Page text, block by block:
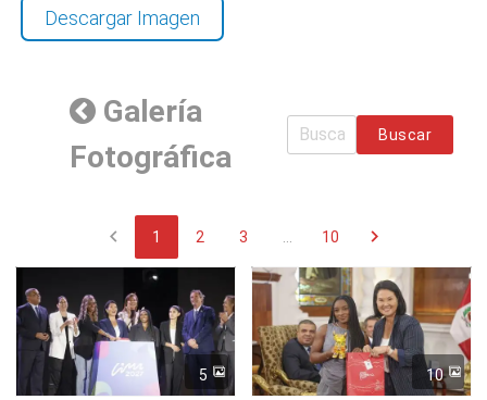
Descargar Imagen
Galería
Fotográfica
Buscar
chevron_left 1 2 3 10 chevron_right
5 10